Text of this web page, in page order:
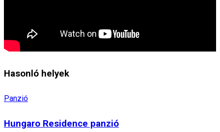
Hasonló helyek
Panzió
Hungaro Residence panzió